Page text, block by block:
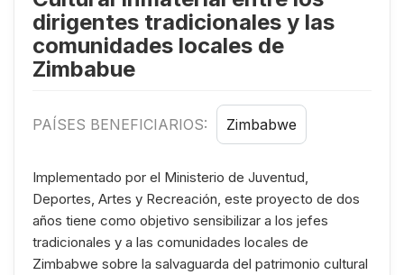
dirigentes tradicionales y las
comunidades locales de
Zimbabue
PAÍSES BENEFICIARIOS: Zimbabwe
Implementado por el Ministerio de Juventud,
Deportes, Artes y Recreación, este proyecto de dos
años tiene como objetivo sensibilizar a los jefes
tradicionales y a las comunidades locales de
Zimbabwe sobre la salvaguarda del patrimonio cultural